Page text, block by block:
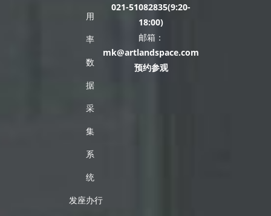
用
率
数
据
采
集
系
统
021-51082835(9:20-
18:00)
邮箱：
mk@artlandspace.com
预约参观
发座办行